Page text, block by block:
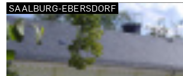
SAALBURG-EBERSDORF